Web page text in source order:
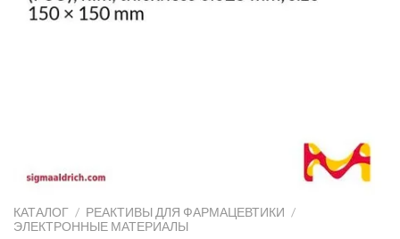
КАТАЛОГ / РЕАКТИВЫ ДЛЯ ФАРМАЦЕВТИКИ /
ЭЛЕКТРОННЫЕ МАТЕРИАЛЫ